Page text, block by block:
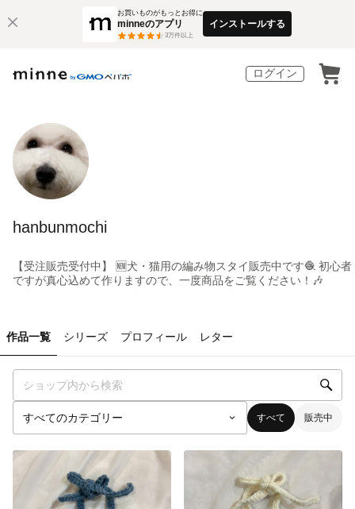
お買いものがもっとお得に
minneのアプリ
3万件以上
インストールする
ログイン
hanbunmochi
【受注販売受付中】 🆕犬・猫用の編み物スタイ販売中です🧶 初心者
ですが真心込めて作りますので、一度商品をご覧ください！🎶
作品一覧 シリーズ プロフィール レター
すべて 販売中